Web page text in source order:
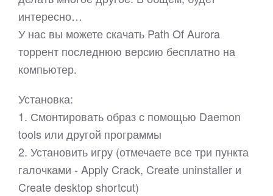
интересно…
У нас вы можете скачать Path Of Aurora
торрент последнюю версию бесплатно на
компьютер.
Установка:
1. Смонтировать образ с помощью Daemon
tools или другой программы
2. Установить игру (отмечаете все три пункта
галочками - Apply Crack, Create uninstaller и
Create desktop shortcut)